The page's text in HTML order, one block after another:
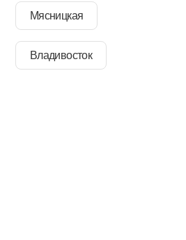
Мясницкая
Владивосток